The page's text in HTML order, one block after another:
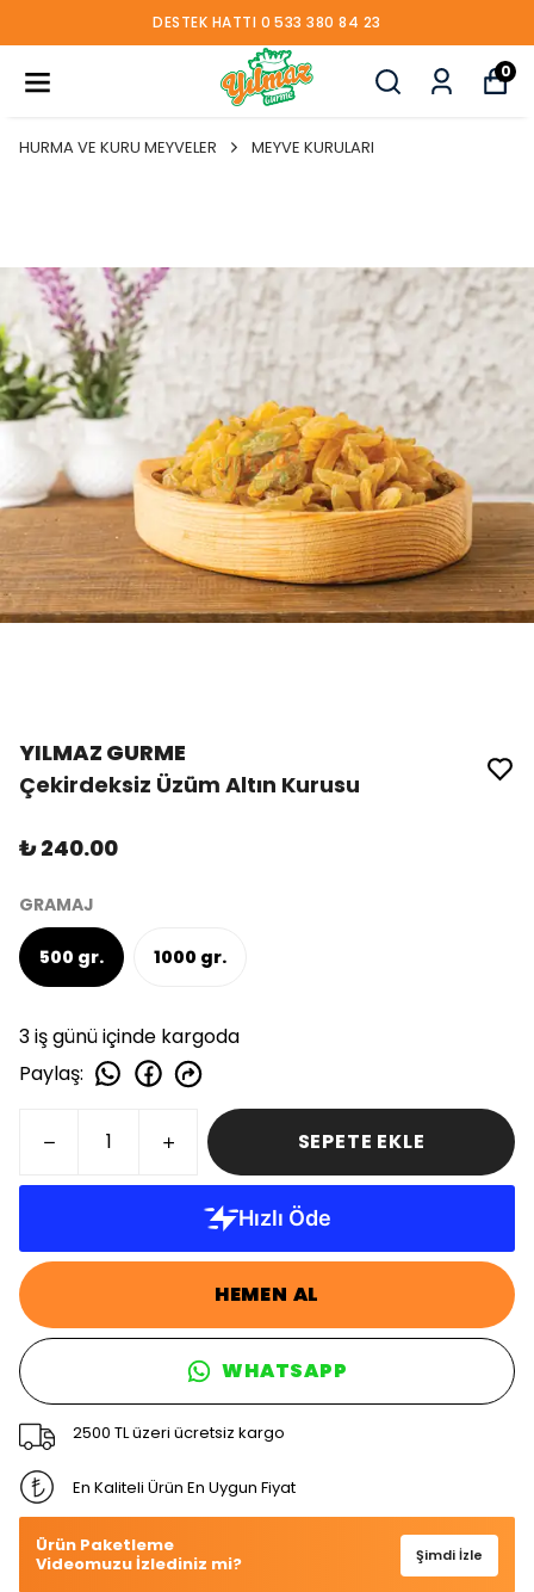
DESTEK HATTI 0 533 380 84 23
0
HURMA VE KURU MEYVELER MEYVE KURULARI
YILMAZ GURME
Çekirdeksiz Üzüm Altın Kurusu
₺ 240.00
GRAMAJ
500 gr. 1000 gr.
3 iş günü içinde kargoda
Paylaş:
SEPETE EKLE
HEMEN AL
WHATSAPP
2500 TL üzeri ücretsiz kargo
En Kaliteli Ürün En Uygun Fiyat
Ürün Paketleme
Videomuzu İzlediniz mi?
Şimdi İzle